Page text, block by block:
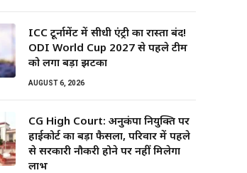
ICC टूर्नामेंट में सीधी एंट्री का रास्ता बंद!
ODI World Cup 2027 से पहले टीम
को लगा बड़ा झटका
AUGUST 6, 2026
CG High Court: अनुकंपा नियुक्ति पर
हाईकोर्ट का बड़ा फैसला, परिवार में पहले
से सरकारी नौकरी होने पर नहीं मिलेगा
लाभ